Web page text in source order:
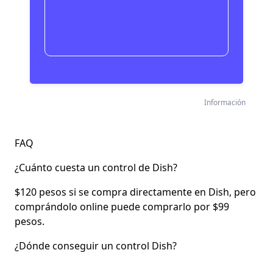
Compara las ofertas
Información
FAQ
¿Cuánto cuesta un control de Dish?
$120 pesos si se compra directamente en Dish, pero
comprándolo online puede comprarlo por $99
pesos.
¿Dónde conseguir un control Dish?